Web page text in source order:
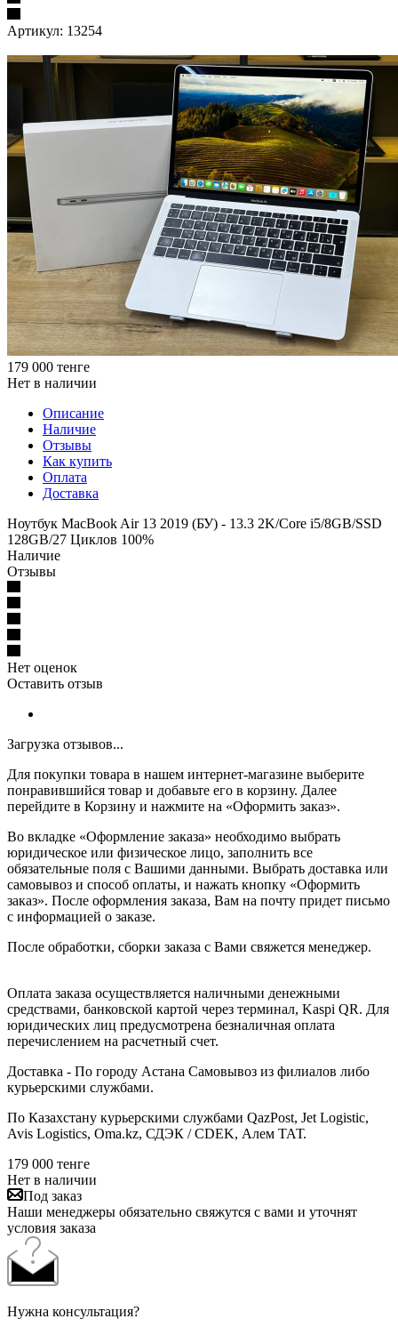
Артикул: 13254
179 000 тенге
Нет в наличии
Описание
Наличие
Отзывы
Как купить
Оплата
Доставка
Ноутбук MacBook Air 13 2019 (БУ) - 13.3 2K/Core i5/8GB/SSD
128GB/27 Циклов 100%
Наличие
Отзывы
Нет оценок
Оставить отзыв
Загрузка отзывов...
Для покупки товара в нашем интернет-магазине выберите
понравившийся товар и добавьте его в корзину. Далее
перейдите в Корзину и нажмите на «Оформить заказ».
Во вкладке «Оформление заказа» необходимо выбрать
юридическое или физическое лицо, заполнить все
обязательные поля с Вашими данными. Выбрать доставка или
самовывоз и способ оплаты, и нажать кнопку «Оформить
заказ». После оформления заказа, Вам на почту придет письмо
с информацией о заказе.
После обработки, сборки заказа с Вами свяжется менеджер.
Оплата заказа осуществляется наличными денежными
средствами, банковской картой через терминал, Kaspi QR. Для
юридических лиц предусмотрена безналичная оплата
перечислением на расчетный счет.
Доставка - По городу Астана Самовывоз из филиалов либо
курьерскими службами.
По Казахстану курьерскими службами QazPost, Jet Logistic,
Avis Logistics, Oma.kz, СДЭК / CDEK, Алем ТАТ.
179 000 тенге
Нет в наличии
Под заказ
Наши менеджеры обязательно свяжутся с вами и уточнят
условия заказа
Нужна консультация?